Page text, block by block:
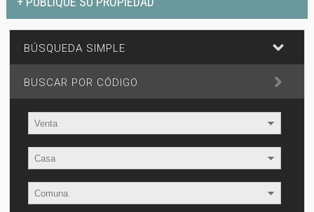
BÚSQUEDA SIMPLE
BUSCAR POR CÓDIGO